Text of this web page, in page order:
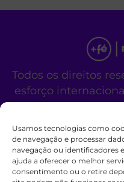
Usamos tecnologias como
de navegação e processar
navegação ou identificadores
ajuda a oferecer o melhor
consentimento ou o retire
Todos os direitos
esforço
por membros fiéis
Este site não é um
religiosa
Fale Conosco